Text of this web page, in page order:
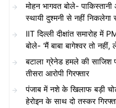
मोहन भागवत बोले-
स्थायी दुश्मनी से नहीं निकलेगा
IIT दिल्ली दीक्षांत समारोह में
बोले- ‘मैं बाबा बागेश्वर तो
बटाला ग्रेनेड हमले की साजिश
तीसरा आरोपी गिरफ्तार
पंजाब में नशे के खिलाफ बड़ी
हेरोइन के साथ दो तस्कर